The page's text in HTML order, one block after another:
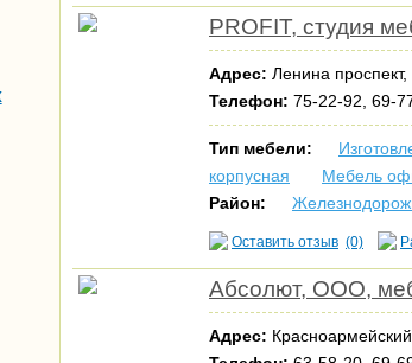
PROFIT, студия
Адрес: Ленина проспект,
Телефон: 75-22-92, 69-
Тип мебели:
корпусная
Мебель
Район:
Оставить отзыв (0)
Абсолют, ООО,
Адрес: